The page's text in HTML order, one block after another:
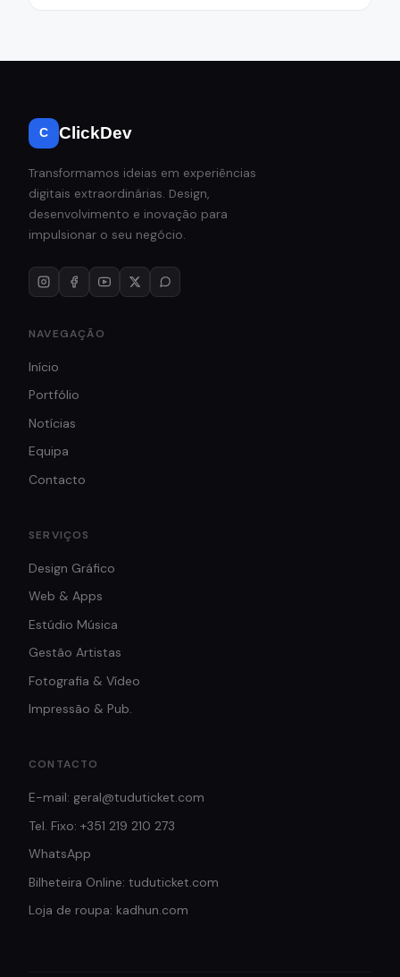
C ClickDev
Transformamos ideias em experiências
digitais extraordinárias. Design,
desenvolvimento e inovação para
impulsionar o seu negócio.
NAVEGAÇÃO
Início
Portfólio
Notícias
Equipa
Contacto
SERVIÇOS
Design Gráfico
Web & Apps
Estúdio Música
Gestão Artistas
Fotografia & Vídeo
Impressão & Pub.
CONTACTO
E-mail: geral@tuduticket.com
Tel. Fixo: +351 219 210 273
WhatsApp
Bilheteira Online: tuduticket.com
Loja de roupa: kadhun.com